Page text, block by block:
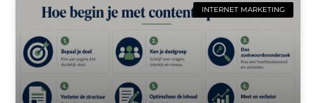
INTERNET MARKETING